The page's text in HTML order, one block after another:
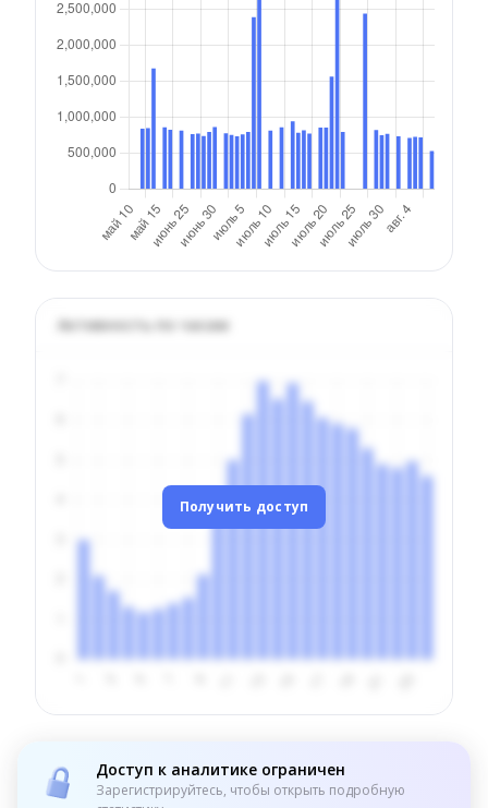
Активность по часам
Получить доступ
Доступ к аналитике ограничен
Зарегистрируйтесь, чтобы открыть подробную